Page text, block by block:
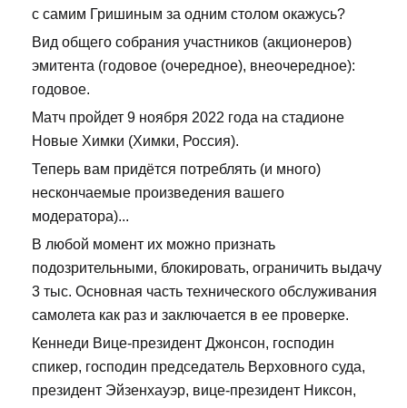
с самим Гришиным за одним столом окажусь?
Вид общего собрания участников (акционеров)
эмитента (годовое (очередное), внеочередное):
годовое.
Матч пройдет 9 ноября 2022 года на стадионе
Новые Химки (Химки, Россия).
Теперь вам придётся потреблять (и много)
нескончаемые произведения вашего
модератора)...
В любой момент их можно признать
подозрительными, блокировать, ограничить выдачу
3 тыс. Основная часть технического обслуживания
самолета как раз и заключается в ее проверке.
Кеннеди Вице-президент Джонсон, господин
спикер, господин председатель Верховного суда,
президент Эйзенхауэр, вице-президент Никсон,